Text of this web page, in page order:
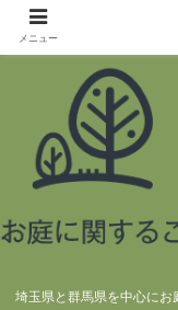
埼玉県と群馬県を中心にお
メニュー